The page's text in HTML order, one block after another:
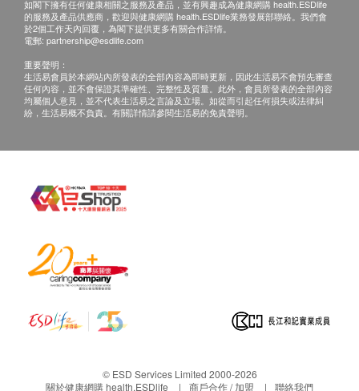
婦科檢查
白帶常規檢查
同型半胱氨酸
α-羥丁酸脫氫酶
肌酸激酶
肌酸激酶同工酶
肌鈣蛋白 I
2. 如客戶放棄的體檢項目，一定要向收表人員說明並
簽署確認。
間並告知前台。
4. 體檢報告會在體檢後10個工作日內完成，並發出給
客戶。
（聯絡電話：+86 15992606496；微信：
15992606496），體檢客戶在約定時間到醫療中
供選擇：珠海市香洲區吉大景山路177-34-35-36號
商鋪
地點指引：
如閣下擁有任何健康相關之服務及產品，並有興趣成為健康網購 health.ESDlife
的服務及產品供應商，歡迎與健康網購 health.ESDlife業務發展部聯絡。我們會
於2個工作天內回覆，為閣下提供更多有關合作詳情。
電郵: partnership@esdlife.com
重要聲明：
生活易會員於本網站內所發表的全部內容為即時更新，因此生活易不會預先審查
任何內容，並不會保證其準確性、完整性及質量。此外，會員所發表的全部內容
均屬個人意見，並不代表生活易之言論及立場。如從而引起任何損失或法律糾
紛，生活易概不負責。有關詳情請參閱生活易的免責聲明。
© ESD Services Limited 2000-2026
關於健康網購 health.ESDlife
商戶合作 / 加盟 聯絡我們